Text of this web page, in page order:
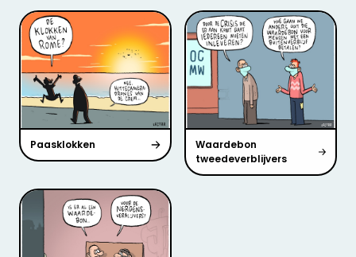
Paasklokken
Waardebon
tweedeverblijvers